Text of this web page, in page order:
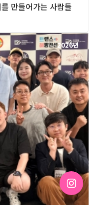
만들어가는 사람들
2026년